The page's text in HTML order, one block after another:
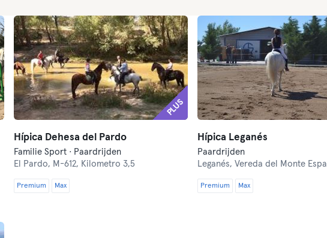
PLUS
Hípica Dehesa del Pardo
Familie Sport · Paardrijden
El Pardo, M-612, Kilometro 3,5
Premium Max
Hípica Leganés
Paardrijden
Leganés, Vereda del Monte
Premium Max